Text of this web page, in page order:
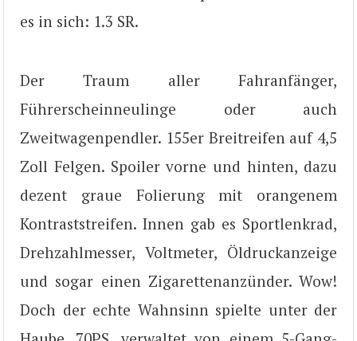
es in sich: 1.3 SR.
Der Traum aller Fahranfänger,
Führerscheinneulinge oder auch
Zweitwagenpendler. 155er Breitreifen auf 4,5
Zoll Felgen. Spoiler vorne und hinten, dazu
dezent graue Folierung mit orangenem
Kontraststreifen. Innen gab es Sportlenkrad,
Drehzahlmesser, Voltmeter, Öldruckanzeige
und sogar einen Zigarettenanzünder. Wow!
Doch der echte Wahnsinn spielte unter der